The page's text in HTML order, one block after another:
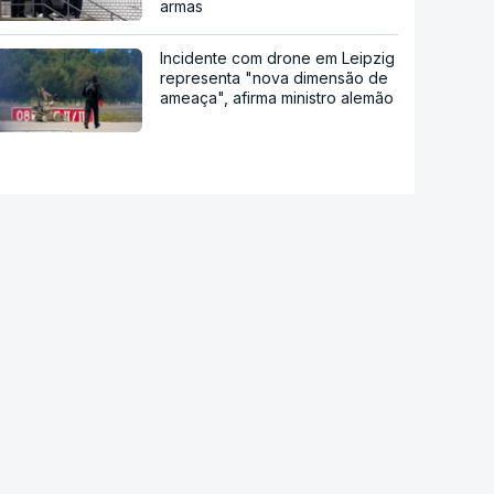
armas
Incidente com drone em Leipzig
representa "nova dimensão de
ameaça", afirma ministro alemão